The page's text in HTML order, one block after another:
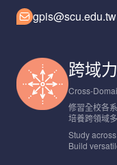
gpis@scu.edu.tw
跨域力
Cross-
修習全校各
培養跨領域
Study
Build